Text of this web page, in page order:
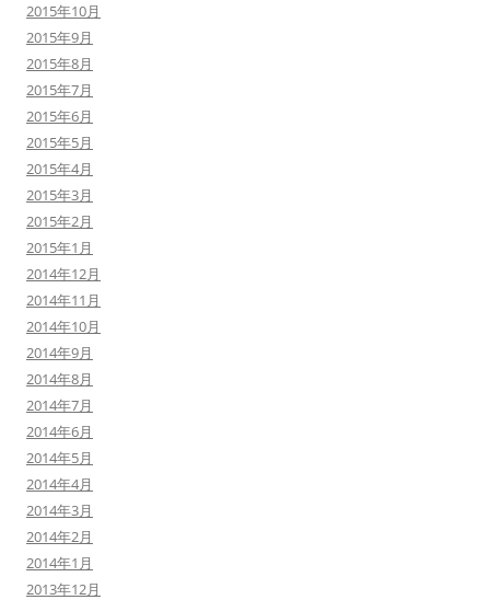
2015年10月
2015年9月
2015年8月
2015年7月
2015年6月
2015年5月
2015年4月
2015年3月
2015年2月
2015年1月
2014年12月
2014年11月
2014年10月
2014年9月
2014年8月
2014年7月
2014年6月
2014年5月
2014年4月
2014年3月
2014年2月
2014年1月
2013年12月